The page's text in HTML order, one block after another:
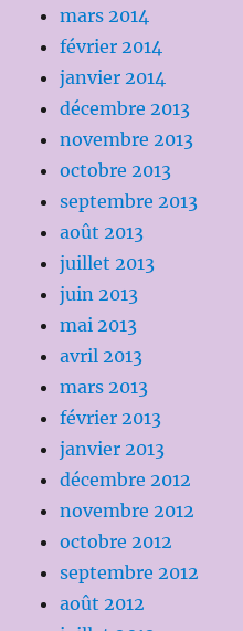
mars 2014
février 2014
janvier 2014
décembre 2013
novembre 2013
octobre 2013
septembre 2013
août 2013
juillet 2013
juin 2013
mai 2013
avril 2013
mars 2013
février 2013
janvier 2013
décembre 2012
novembre 2012
octobre 2012
septembre 2012
août 2012